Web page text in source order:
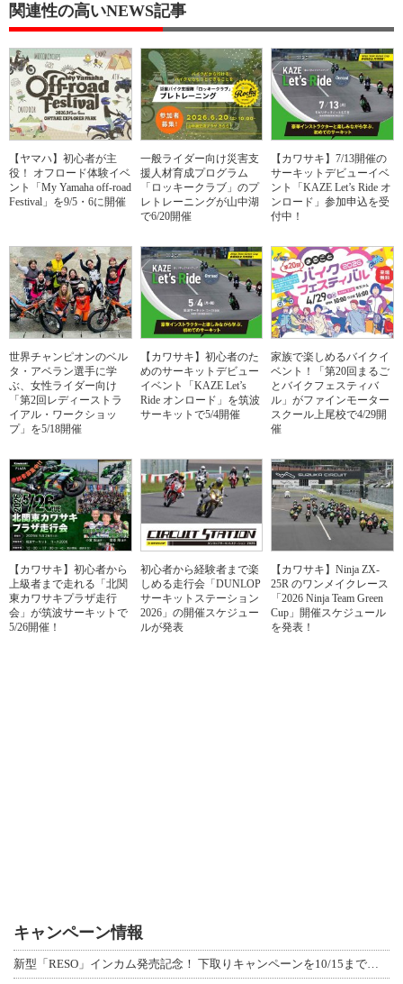
関連性の高いNEWS記事
【ヤマハ】初心者が主
役！ オフロード体験イベ
ント「My Yamaha off-road
Festival」を9/5・6に開催
一般ライダー向け災害支
援人材育成プログラム
「ロッキークラブ」のプ
レトレーニングが山中湖
で6/20開催
【カワサキ】7/13開催の
サーキットデビューイベ
ント「KAZE Let’s Ride オ
ンロード」参加申込を受
付中！
世界チャンピオンのベル
タ・アベラン選手に学
ぶ、女性ライダー向け
「第2回レディーストラ
イアル・ワークショッ
プ」を5/18開催
【カワサキ】初心者のた
めのサーキットデビュー
イベント「KAZE Let’s
Ride オンロード」を筑波
サーキットで5/4開催
家族で楽しめるバイクイ
ベント！「第20回まるご
とバイクフェスティバ
ル」がファインモーター
スクール上尾校で4/29開
催
【カワサキ】初心者から
上級者まで走れる「北関
東カワサキプラザ走行
会」が筑波サーキットで
5/26開催！
初心者から経験者まで楽
しめる走行会「DUNLOP
サーキットステーション
2026」の開催スケジュー
ルが発表
【カワサキ】Ninja ZX-
25R のワンメイクレース
「2026 Ninja Team Green
Cup」開催スケジュール
を発表！
キャンペーン情報
新型「RESO」インカム発売記念！ 下取りキャンペーンを10/15まで延長して開